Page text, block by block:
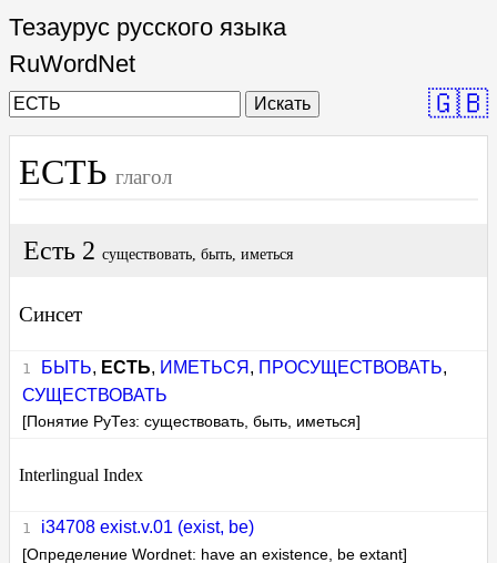
Тезаурус русского языка
RuWordNet
Искать 🇬🇧
ЕСТЬ глагол
Есть 2 существовать, быть, иметься
Синсет
БЫТЬ, ЕСТЬ, ИМЕТЬСЯ , ПРОСУЩЕСТВОВАТЬ,
СУЩЕСТВОВАТЬ
[Понятие РуТез: существовать, быть, иметься]
Interlingual Index
i34708 exist.v.01 (exist, be)
[Определение Wordnet: have an existence, be extant]